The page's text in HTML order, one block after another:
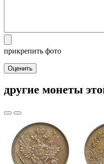
прикрепить фото
Оценить
другие монеты